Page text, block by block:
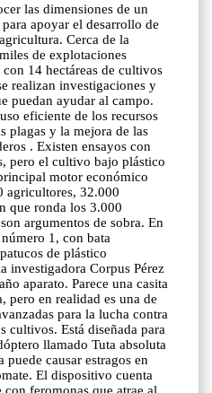
las dimensiones de un
apoyar el desarrollo de
Cerca de la
de explotaciones
14 hectáreas de cultivos
realizan investigaciones y
puedan ayudar al campo.
eficiente de los recursos
plagas y la mejora de las
. Existen ensayos con
pero el cultivo bajo plástico
motor económico
agricultores, 32.000
que ronda los 3.000
argumentos de sobra. En
1, con bata
de plástico
investigadora Corpus Pérez
aparato. Parece una casita
pero en realidad es una de
para la lucha contra
cultivos. Está diseñada para
llamado Tuta absoluta
causar estragos en
El dispositivo cuenta